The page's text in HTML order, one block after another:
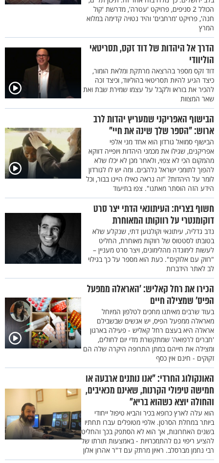
הכולל 2 סניפים, פרויקט 'עטרה', מדרשת 'קול
חנה', פרויקט 'מרחבים' והיד נטויה קדימה במלוא
המרץ
הדרך אל היהדות של דוד זקס, תסריטאי
הוליוודי
דוד זקס מספר בהרצאה מרתקת ומלאת הומור,
כיצד הגיע להיות תסריטאי בהוליווד, וכיצד זכה
להכיר את בוראו ולקבל על עצמו שמירת שבת ואת
שאר המצוות
הבישוף האפריקני שמעריץ יהדות לרב
ארוש: "הספר שלך שינה את חיי"
הבישוף סמואל גורדון הוא אחד מני אלפי
אפריקנים, שגילו את מכמני היהדות ויופייה דווקא
מהמקום הכי לא צפוי, ולאחר מכן לא יכלו שלא
להפוך לתומכי ישראל נלהבים. ומה יש לו לגורדון
לומר על היהדות? "זה נראה כאילו היינו בבור, וכל
הידע הזה הוסתר מאתנו". צפו בתיעוד
חשוף בצריח: העיתונאי הדתי יצר סרט
דוקומנטרי על רווקותו המאוחרת
נדב גדליה, עיתונאי וקולנוען דתי, שנקלע שלא
בטובתו לסטטוס של רווקות מאוחרת, החליט
לעשות לימונדה מהלימונים, ויצר סרט מעניין –
"רווק עם אלוקים". כעת הוא מספר על כך בגילוי
לב לאתר הידברות
הכירו את רחל קאליש: ’האראלה ממפעל
הפיס’ שמצילה חיים
בעוד שרבים מאיתנו מחכים לטלפון המיוחל
מאראלה ממפעל הפיס, יש אנשים שבשבילם
אראלה היא בעצם רחל קאליש - פעילה בארגון
'חברים לרפואה' שמתקשרת מדי יום לחולים,
ומצילה את חייהם במתן התרופה היקרה שלה הם
זקוקים - חינם אין כסף
האונקולוג החרדי: "אנו נותנים ארבעה או
חמישה טיפולי הקרנות, שאינם מכאיבים,
והחולה יוצא כשהוא בריא"
הוא עלה לארץ כרופא בכיר והביא טיפול ייחודי
ביותר במחלת הסרטן. אלפי מטופלים עברו תחתיו
בשנים האחרונות, אך הוא לא הסתפק בכך והחליט
להציע ריפוי גם להתמכרויות - באמצעות תורתו של
רבי נחמן מברסלב. ראיון מרתק עם ד"ר אהרון אלון